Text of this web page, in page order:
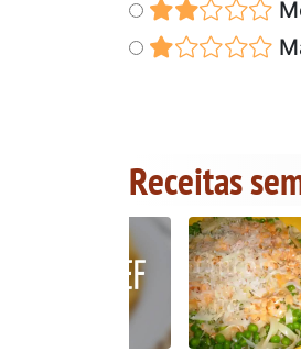
Receitas